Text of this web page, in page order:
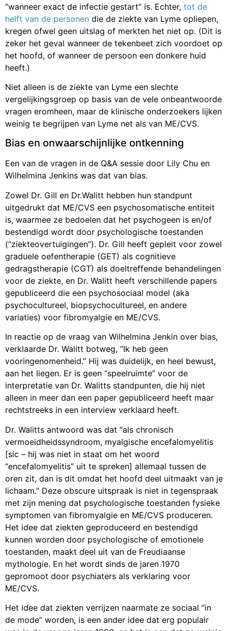
“wanneer exact de infectie gestart” is. Echter, tot de
helft van de personen die de ziekte van Lyme opliepen,
kregen ofwel geen uitslag of merkten het niet op. (Dit is
zeker het geval wanneer de tekenbeet zich voordoet op
het hoofd, of wanneer de persoon een donkere huid
heeft.)
Niet alleen is de ziekte van Lyme een slechte
vergelijkingsgroep op basis van de vele onbeantwoorde
vragen eromheen, maar de klinische onderzoekers lijken
weinig te begrijpen van Lyme net als van ME/CVS.
Bias en onwaarschijnlijke ontkenning
Een van de vragen in de Q&A sessie door Lily Chu en
Wilhelmina Jenkins was dat van bias.
Zowel Dr. Gill en Dr.Walitt hebben hun standpunt
uitgedrukt dat ME/CVS een psychosomatische entiteit
is, waarmee ze bedoelen dat het psychogeen is en/of
bestendigd wordt door psychologische toestanden
(“ziekteovertuigingen”). Dr. Gill heeft gepleit voor zowel
graduele oefentherapie (GET) als cognitieve
gedragstherapie (CGT) als doeltreffende behandelingen
voor de ziekte, en Dr. Walitt heeft verschillende papers
gepubliceerd die een psychosociaal model (aka
psychocultureel, biopsychocultureel, en andere
variaties) voor fibromyalgie en ME/CVS.
In reactie op de vraag van Wilhelmina Jenkin over bias,
verklaarde Dr. Walitt botweg, “Ik heb geen
vooringenomenheid.” Hij was duidelijk, en heel bewust,
aan het liegen. Er is geen “speelruimte” voor de
interpretatie van Dr. Walitts standpunten, die hij niet
alleen in meer dan een paper gepubliceerd heeft maar
rechtstreeks in een interview verklaard heeft.
Dr. Walitts antwoord was dat “als chronisch
vermoeidheidssyndroom, myalgische encefalomyelitis
[sic – hij was niet in staat om het woord
“encefalomyelitis” uit te spreken] allemaal tussen de
oren zit, dan is dit omdat het hoofd deel uitmaakt van je
lichaam.” Deze obscure uitspraak is niet in tegenspraak
met zijn mening dat psychologische toestanden fysieke
symptomen van fibromyalgie en ME/CVS produceren.
Het idee dat ziekten geproduceerd en bestendigd
kunnen worden door psychologische of emotionele
toestanden, maakt deel uit van de Freudiaanse
mythologie. En het wordt sinds de jaren 1970
gepromoot door psychiaters als verklaring voor
ME/CVS.
Het idee dat ziekten verrijzen naarmate ze sociaal “in
de mode” worden, is een ander idee dat erg populair